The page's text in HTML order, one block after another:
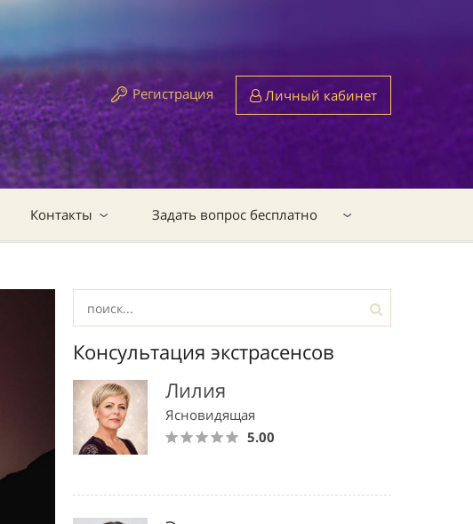
Регистрация Личный кабинет
Контакты Задать вопрос бесплатно
Консультация экстрасенсов
Лилия
Ясновидящая
5.00